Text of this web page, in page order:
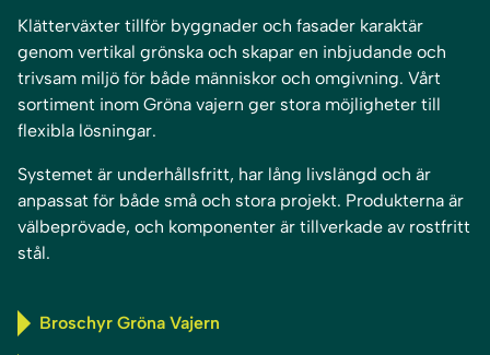
Klätterväxter tillför byggnader och fasader karaktär
genom vertikal grönska och skapar en inbjudande och
trivsam miljö för både människor och omgivning. Vårt
sortiment inom Gröna vajern ger stora möjligheter till
flexibla lösningar.
Systemet är underhållsfritt, har lång livslängd och är
anpassat för både små och stora projekt. Produkterna är
välbeprövade, och komponenter är tillverkade av rostfritt
stål.
Broschyr Gröna Vajern